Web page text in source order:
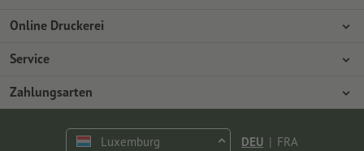
Online Druckerei
Über Onlineprinters
Presse
Umweltschutz
Service
Zahlungsarten
Reklamation
Zahlungsarten
Luxemburg DEU | FRA